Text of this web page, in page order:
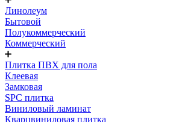
Линолеум
Бытовой
Полукоммерческий
Коммерческий
Плитка ПВХ для пола
Клеевая
Замковая
SPC плитка
Виниловый ламинат
Кварцвиниловая плитка